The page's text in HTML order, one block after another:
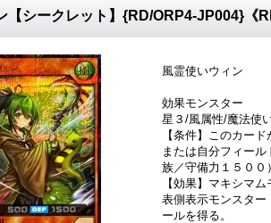
【シークレット】{RD/ORP4-JP004}《
風霊使いウィン
効果モンスター
星３/風属性/魔法使
【条件】このカー
または自分フィー
族／守備力１５００
【効果】マキシマ
表側表示モンスター
ールを得る。